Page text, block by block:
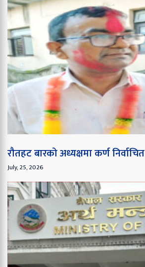
रौतहट बारको अध्यक्षमा कर्ण निर्वाचित
July, 25, 2026